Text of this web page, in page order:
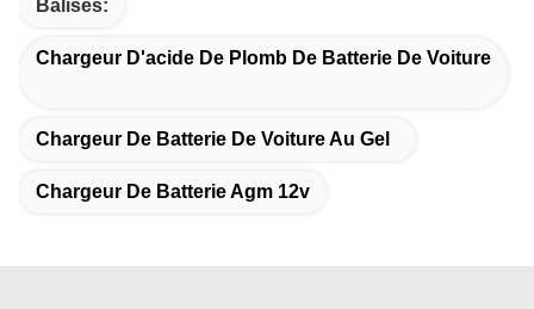
Balises:
Chargeur D'acide De Plomb De Batterie De Voiture
Chargeur De Batterie De Voiture Au Gel
Chargeur De Batterie Agm 12v